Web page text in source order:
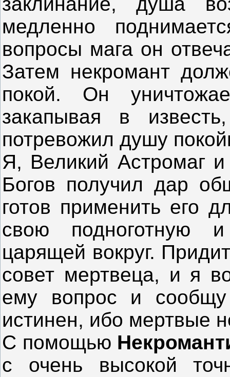
медленно
вопросы мага он
Затем некромант
покой. Он
закапывая в
потревожил душу
Я, Великий Астромаг
Богов получил дар
готов применить его
свою подноготную
царящей вокруг.
совет мертвеца, и я
ему вопрос и
истинен, ибо мертвые
С помощью
с очень высокой